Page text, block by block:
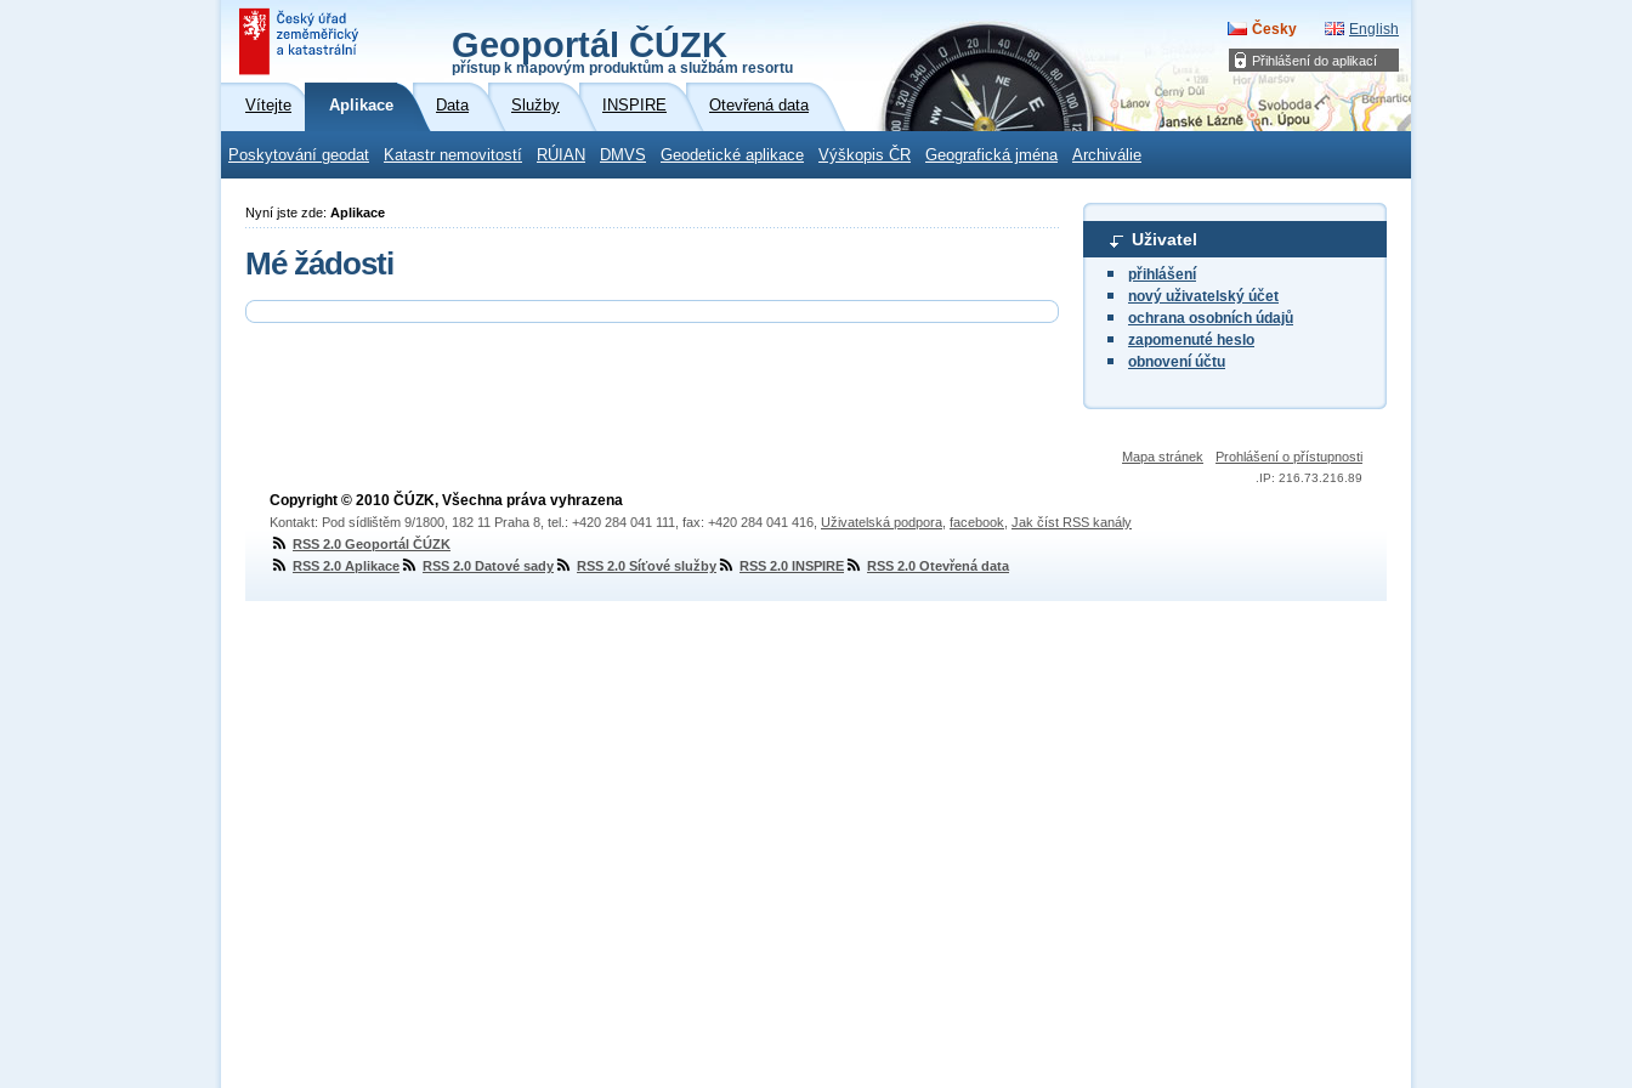
Přihlášení do aplikací
Geoportál ČÚZK
přístup k mapovým produktům a službám resortu
Česky English
Vítejte Aplikace Data Služby INSPIRE Otevřená data
Poskytování geodat Katastr nemovitostí RÚIAN DMVS Geodetické aplikace Výškopis ČR Geografická jména Archiválie
Uživatel
přihlášení
nový uživatelský účet
ochrana osobních údajů
zapomenuté heslo
obnovení účtu
Nyní jste zde: Aplikace
Mé žádosti
Mapa stránek Prohlášení o přístupnosti
IP: 216.73.216.89
Copyright © 2010 ČÚZK, Všechna práva vyhrazena
Kontakt: Pod sídlištěm 9/1800, 182 11 Praha 8, tel.: +420 284 041 111, fax: +420 284 041 416, Uživatelská podpora facebook Jak číst RSS kanály
RSS 2.0 Geoportál ČÚZK
RSS 2.0 Aplikace
RSS 2.0 Datové sady RSS 2.0 Síťové služby RSS 2.0 INSPIRE RSS 2.0 Otevřená data